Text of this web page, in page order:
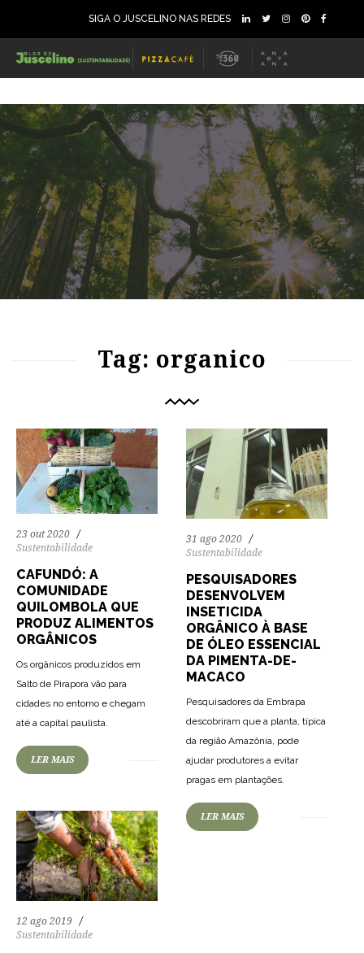
SIGA O JUSCELINO NAS REDES
Tag: organico
23 out 2020
Sustentabilidade
CAFUNDÓ: A
COMUNIDADE
QUILOMBOLA QUE
PRODUZ ALIMENTOS
ORGÂNICOS
Os orgânicos produzidos em
Salto de Pirapora vão para
cidades no entorno e chegam
até a capital paulista.
LER MAIS
31 ago 2020
Sustentabilidade
PESQUISADORES
DESENVOLVEM
INSETICIDA
ORGÂNICO À BASE
DE ÓLEO ESSENCIAL
DA PIMENTA-DE-
MACACO
Pesquisadores da Embrapa
descobriram que a planta, típica
da região Amazônia, pode
ajudar produtores a evitar
pragas em plantações.
LER MAIS
12 ago 2019
Sustentabilidade